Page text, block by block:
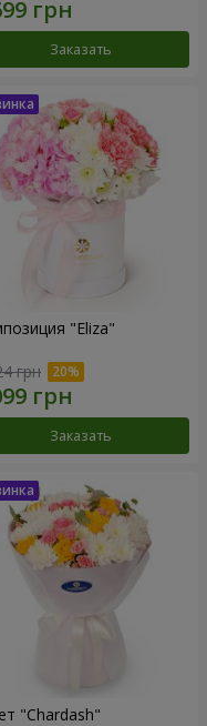
Заказать
"Eliza"
грн
Заказать
"Chardash"